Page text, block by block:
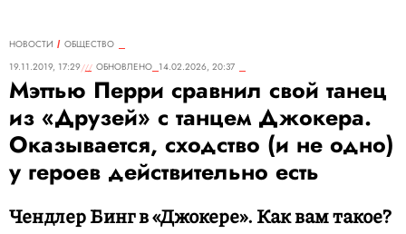
НОВОСТИ
ОБЩЕСТВО
19.11.2019, 17:29
ОБНОВЛЕНО 14.02.2026, 20:37
Мэттью Перри сравнил свой танец
из «Друзей» с танцем Джокера.
Оказывается, сходство (и не одно)
у героев действительно есть
Чендлер Бинг в «Джокере». Как вам такое?